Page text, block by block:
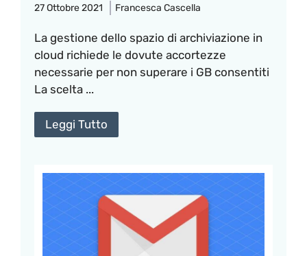
27 Ottobre 2021 Francesca Cascella
La gestione dello spazio di archiviazione in
cloud richiede le dovute accortezze
necessarie per non superare i GB consentiti
La scelta ...
Leggi Tutto